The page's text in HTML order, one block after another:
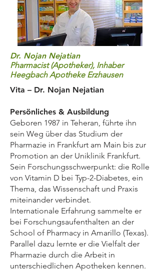
Dr. Nojan Nejatian
Pharmacist (Apotheker), Inhaber
Heegbach Apotheke Erzhausen
Vita – Dr. Nojan Nejatian
Persönliches & Ausbildung
Geboren 1987 in Teheran, führte ihn
sein Weg über das Studium der
Pharmazie in Frankfurt am Main bis zur
Promotion an der Uniklinik Frankfurt.
Sein Forschungsschwerpunkt: die Rolle
von Vitamin D bei Typ-2-Diabetes, ein
Thema, das Wissenschaft und Praxis
miteinander verbindet.
Internationale Erfahrung sammelte er
bei Forschungsaufenthalten an der
School of Pharmacy in Amarillo (Texas).
Parallel dazu lernte er die Vielfalt der
Pharmazie durch die Arbeit in
unterschiedlichen Apotheken kennen.